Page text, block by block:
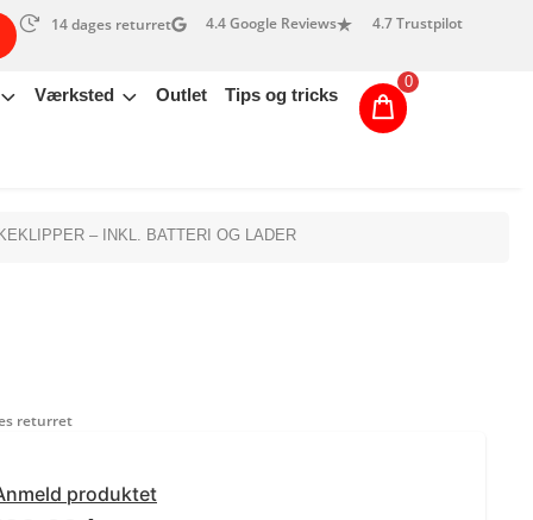
14 dages returret 4.4 Google Reviews 4.7 Trustpilot
Værksted Outlet Tips og tricks
0
– INKL. BATTERI OG LADER
returret
produktet